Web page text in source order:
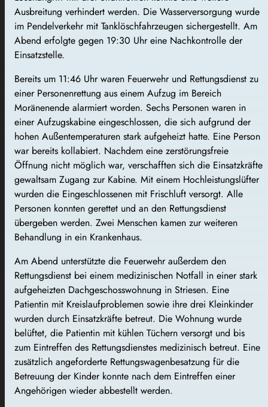
Ausbreitung verhindert werden. Die Wasserversorgung wurde
im Pendelverkehr mit Tanklöschfahrzeugen sichergestellt. Am
Abend erfolgte gegen 19:30 Uhr eine Nachkontrolle der
Einsatzstelle.
Bereits um 11:46 Uhr waren Feuerwehr und Rettungsdienst zu
einer Personenrettung aus einem Aufzug im Bereich
Moränenende alarmiert worden. Sechs Personen waren in
einer Aufzugskabine eingeschlossen, die sich aufgrund der
hohen Außentemperaturen stark aufgeheizt hatte. Eine Person
war bereits kollabiert. Nachdem eine zerstörungsfreie
Öffnung nicht möglich war, verschafften sich die Einsatzkräfte
gewaltsam Zugang zur Kabine. Mit einem Hochleistungslüfter
wurden die Eingeschlossenen mit Frischluft versorgt. Alle
Personen konnten gerettet und an den Rettungsdienst
übergeben werden. Zwei Menschen kamen zur weiteren
Behandlung in ein Krankenhaus.
Am Abend unterstützte die Feuerwehr außerdem den
Rettungsdienst bei einem medizinischen Notfall in einer stark
aufgeheizten Dachgeschosswohnung in Striesen. Eine
Patientin mit Kreislaufproblemen sowie ihre drei Kleinkinder
wurden durch Einsatzkräfte betreut. Die Wohnung wurde
belüftet, die Patientin mit kühlen Tüchern versorgt und bis
zum Eintreffen des Rettungsdienstes medizinisch betreut. Eine
zusätzlich angeforderte Rettungswagenbesatzung für die
Betreuung der Kinder konnte nach dem Eintreffen einer
Angehörigen wieder abbestellt werden.